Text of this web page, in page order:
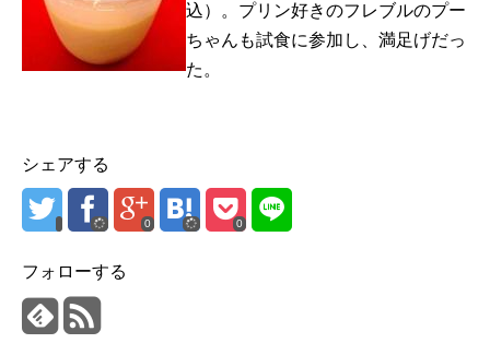
込）。プリン好きのフレブルのプー
ちゃんも試食に参加し、満足げだっ
た。
シェアする
0 0
フォローする